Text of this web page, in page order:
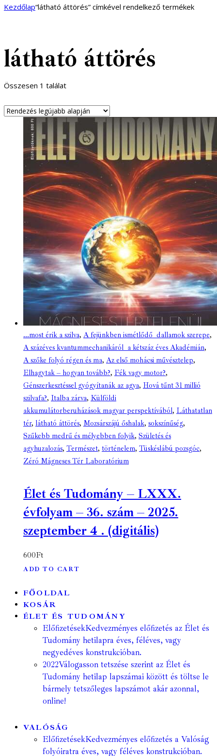
Kezdőlap“látható áttörés” címkével rendelkező termékek
látható áttörés
Összesen 1 találat
...most érik a szilva, A fejünkben ismétlődő dallamok szerepe,
A százéves kvantummechanikáról a kétszáz éves Akadémián,
A szőke folyó régen és ma, Az első mohácsi művésztelep,
Elhagytak – hogyan tovább?, Fék vagy motor?,
Génszerkesztéssel gyógyítanák az agya, Hová tűnt 31 millió
szilvafa?, Italba zárva, Külföldi
akkumulátorberuházások magyar perspektívából, Láthatatlan
tér, látható áttörés, Mozsárszájú őshalak, sokszínűség,
Szűkebb medrű és mélyebben folyik, Születés és
agyhuzalozás, Természet, történelem, Tüskéslábú pozsgóc,
Zéró Mágneses Tér Laboratórium
Élet és Tudomány – LXXX.
évfolyam – 36. szám – 2025.
szeptember 4 . (digitális)
600Ft
ADD TO CART
FŐOLDAL
KOSÁR
ÉLET ÉS TUDOMÁNY
ElőfizetésekKedvezményes előfizetés az Élet és
Tudomány hetilapra éves, féléves, vagy
negyedéves konstrukcióban.
2022Válogasson tetszése szerint az Élet és
Tudomány hetilap lapszámai között és töltse le
bármely tetszőleges lapszámot akár azonnal,
online!
VALÓSÁG
ElőfizetésekKedvezményes előfizetés a Valóság
folyóiratra éves, vagy féléves konstrukcióban.